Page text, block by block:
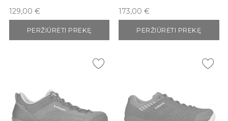
Kaina
129,00 €
PERŽIŪRĖTI PREKĘ
Kaina
173,00 €
PERŽIŪRĖTI PREKĘ